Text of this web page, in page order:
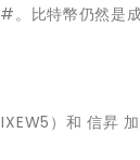
⽐特幣仍然是
）和 信昇